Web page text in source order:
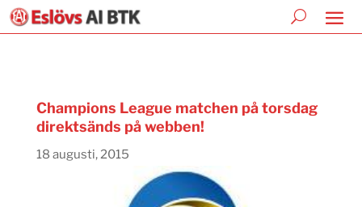
Champions League matchen på torsdag
direktsänds på webben!
18 augusti, 2015